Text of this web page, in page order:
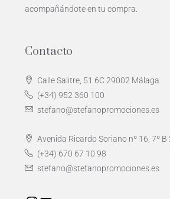
acompañándote en tu compra.
Contacto
Calle Salitre, 51 6C 29002 Málaga
(+34) 952 360 100
stefano@stefanopromociones.es
Avenida Ricardo Soriano nº 16, 7º
(+34) 670 67 10 98
stefano@stefanopromociones.es